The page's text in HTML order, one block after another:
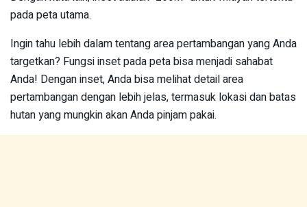
pada peta utama.
Ingin tahu lebih dalam tentang area pertambangan yang Anda
targetkan? Fungsi inset pada peta bisa menjadi sahabat
Anda! Dengan inset, Anda bisa melihat detail area
pertambangan dengan lebih jelas, termasuk lokasi dan batas
hutan yang mungkin akan Anda pinjam pakai.